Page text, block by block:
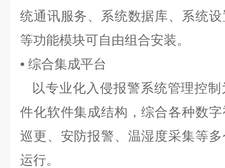
统通讯服务、系统数据库、系统
等功能模块可自由组合安装。
• 综合集成平台
以专业化入侵报警系统管理控
件化软件集成结构，综合各种数
巡更、安防报警、温湿度采集等
运行。